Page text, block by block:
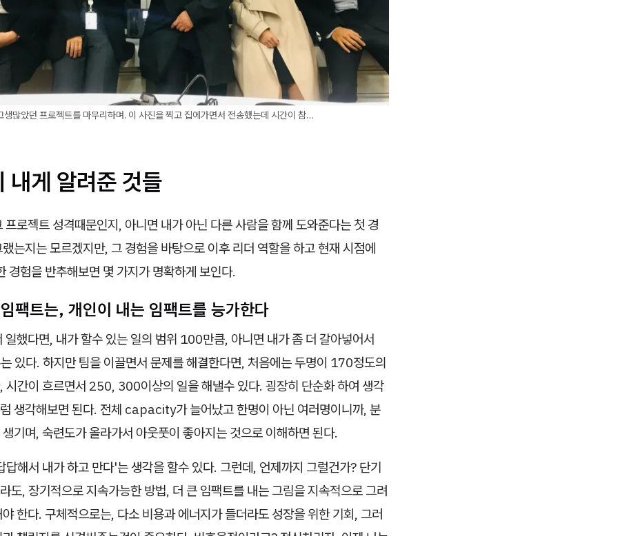
생많았던 프로젝트를 마무리하며. 이 사진을 찍고 집에가면서 전송했는데 시간이 참…
내게 알려준 것들
프로젝트 성격때문인지, 아니면 내가 아닌 다른 사람을 함께 도와준다는 첫 경
는지는 모르겠지만, 그 경험을 바탕으로 이후 리더 역할을 하고 현재 시점에
경험을 반추해보면 몇 가지가 명확하게 보인다.
팩트는, 개인이 내는 임팩트를 능가한다
일했다면, 내가 할수 있는 일의 범위 100만큼, 아니면 내가 좀 더 갈아넣어서
있다. 하지만 팀을 이끌면서 문제를 해결한다면, 처음에는 두명이 170정도의
시간이 흐르면서 250, 300이상의 일을 해낼수 있다. 굉장히 단순화 하여 생각
생각해보면 된다. 전체 capacity가 늘어났고 한명이 아닌 여러명이니까, 분
기며, 숙련도가 올라가서 아웃풋이 좋아지는 것으로 이해하면 된다.
답해서 내가 하고 만다'는 생각을 할수 있다. 그런데, 언제까지 그럴건가? 단기
도, 장기적으로 지속가능한 방법, 더 큰 임팩트를 내는 그림을 지속적으로 그려
한다. 구체적으로는, 다소 비용과 에너지가 들더라도 성장을 위한 기회, 그러